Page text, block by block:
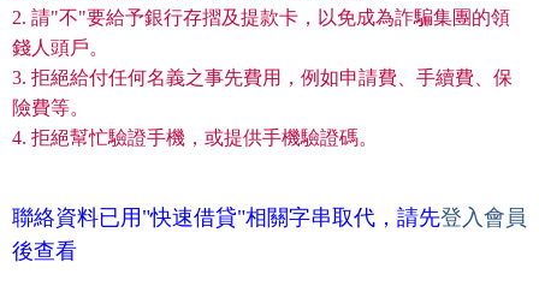
2. 請"不"要給予銀行存摺及提款卡，以免成為詐騙集團的領
錢人頭戶。
3. 拒絕給付任何名義之事先費用，例如申請費、手續費、保
險費等。
4. 拒絕幫忙驗證手機，或提供手機驗證碼。
聯絡資料已用"快速借貸"相關字串取代，請先登入會員
後查看